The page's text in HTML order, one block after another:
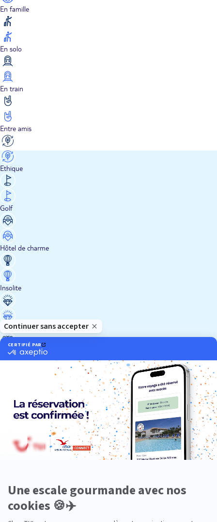
En famille
En solo
En train
Entre amis
Ethique
Golf
Hôtel de charme
Insolite
Luxe
Neige
Plongée
Premium